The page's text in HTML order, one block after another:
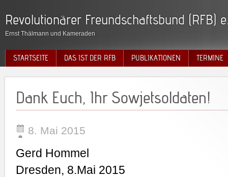
Revolutionärer Freundschaftsbund (RFB)
Ernst Thälmann und Kameraden
STARTSEITE DAS IST DER RFB PUBLIKATIONEN TERMINE
Dank Euch, Ihr Sowjetsoldaten!
8. Mai 2015
Gerd Hommel
Dresden, 8.Mai 2015